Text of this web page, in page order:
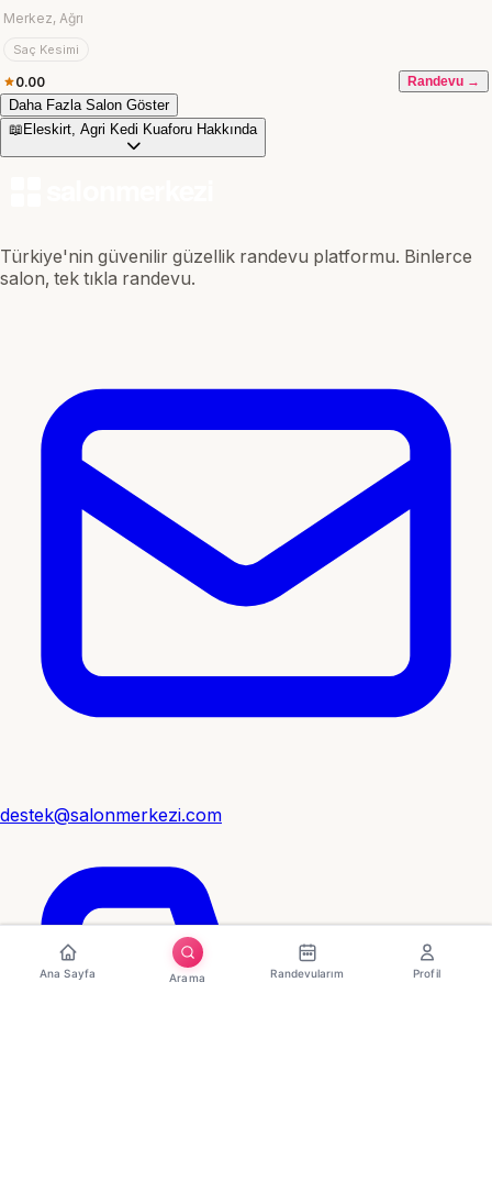
Merkez, Ağrı
Saç Kesimi
0.00 Randevu →
Daha Fazla Salon Göster
📖 Eleskirt, Agri Kedi Kuaforu Hakkında
Türkiye'nin güvenilir güzellik randevu platformu. Binlerce
salon, tek tıkla randevu.
destek@salonmerkezi.com
Ana Sayfa Arama Randevularım Profil